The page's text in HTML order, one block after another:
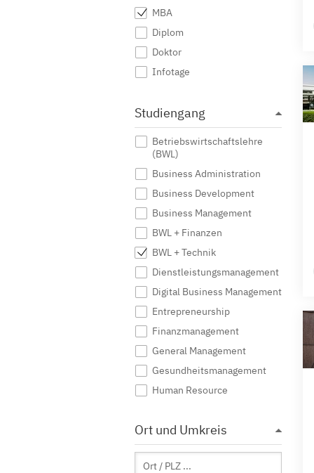
MBA
Diplom
Doktor
Infotage
Studiengang
Betriebswirtschaftslehre
(BWL)
Business Administration
Business Development
Business Management
BWL + Finanzen
BWL + Technik
Dienstleistungsmanagement
Digital Business Management
Entrepreneurship
Finanzmanagement
General Management
Gesundheitsmanagement
Human Resource
Industrial Management
International Business
International Management
Ort und Umkreis